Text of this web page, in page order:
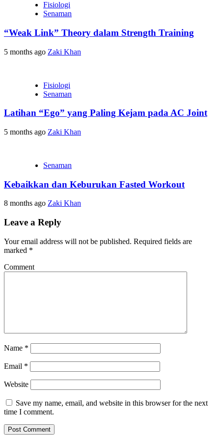
Fisiologi
Senaman
“Weak Link” Theory dalam Strength Training
5 months ago Zaki Khan
Fisiologi
Senaman
Latihan “Ego” yang Paling Kejam pada AC Joint
5 months ago Zaki Khan
Senaman
Kebaikkan dan Keburukan Fasted Workout
8 months ago Zaki Khan
Leave a Reply
Your email address will not be published. Required fields are
marked *
Comment
Name *
Email *
Website
Save my name, email, and website in this browser for the next
time I comment.